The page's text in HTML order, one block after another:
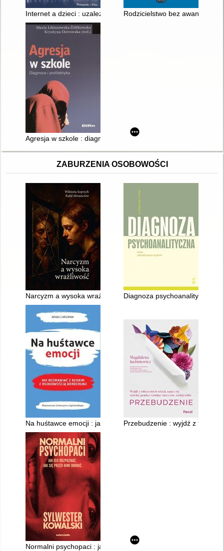
Internet a dzieci : uzależnienia i inne niebezpieczeństwa
Rodzicielstwo bez awantur :
Agresja w szkole : diagnoza i profilaktyka
ZABURZENIA OSOBOWOŚCI
Narcyzm a wysoka wrażliwość Diagnoza psychoanalityczna
Na huśtawce emocji : jak rozmawiać z bliskimi z osobowością
Przebudzenie : wyjdź z
Normalni psychopaci : jak ich rozpoznać, jak się przed nimi